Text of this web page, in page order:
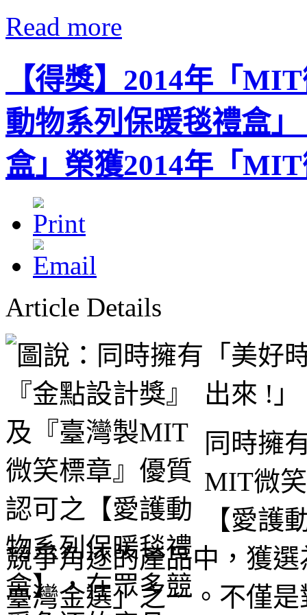
Read more
【得獎】2014年「
動物系列保暖毯禮盒
盒」榮獲2014年「
Article Details
「美好
出來 !」
同時擁
MIT微
【愛護
競爭角逐的產品中，獲
臺灣金選」之一。不僅